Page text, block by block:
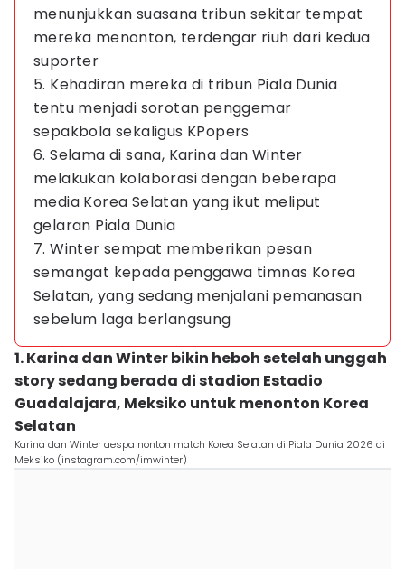
menunjukkan suasana tribun sekitar tempat
mereka menonton, terdengar riuh dari kedua
suporter
5. Kehadiran mereka di tribun Piala Dunia
tentu menjadi sorotan penggemar
sepakbola sekaligus KPopers
6. Selama di sana, Karina dan Winter
melakukan kolaborasi dengan beberapa
media Korea Selatan yang ikut meliput
gelaran Piala Dunia
7. Winter sempat memberikan pesan
semangat kepada penggawa timnas Korea
Selatan, yang sedang menjalani pemanasan
sebelum laga berlangsung
1. Karina dan Winter bikin heboh setelah unggah
story sedang berada di stadion Estadio
Guadalajara, Meksiko untuk menonton Korea
Selatan
Karina dan Winter aespa nonton match Korea Selatan di Piala Dunia 2026 di
Meksiko (instagram.com/imwinter)